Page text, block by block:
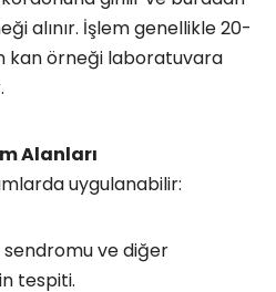
alınır. İşlem genellikle 20-
kan örneği laboratuvara
Alanları
uygulanabilir:
ve diğer
tespiti.